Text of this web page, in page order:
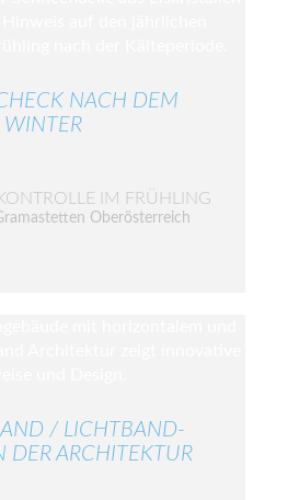
NACH DEM
WINTER
IM FRÜHLING
Oberösterreich
/ LICHTBAND-
DER ARCHITEKTUR